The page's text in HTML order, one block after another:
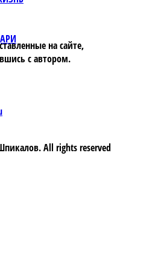
на сайте,
с автором.
All rights reserved